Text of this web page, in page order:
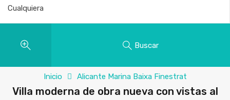
Buscar
Inicio Alicante Marina Baixa Finestrat
Villa moderna de obra nueva con vistas al